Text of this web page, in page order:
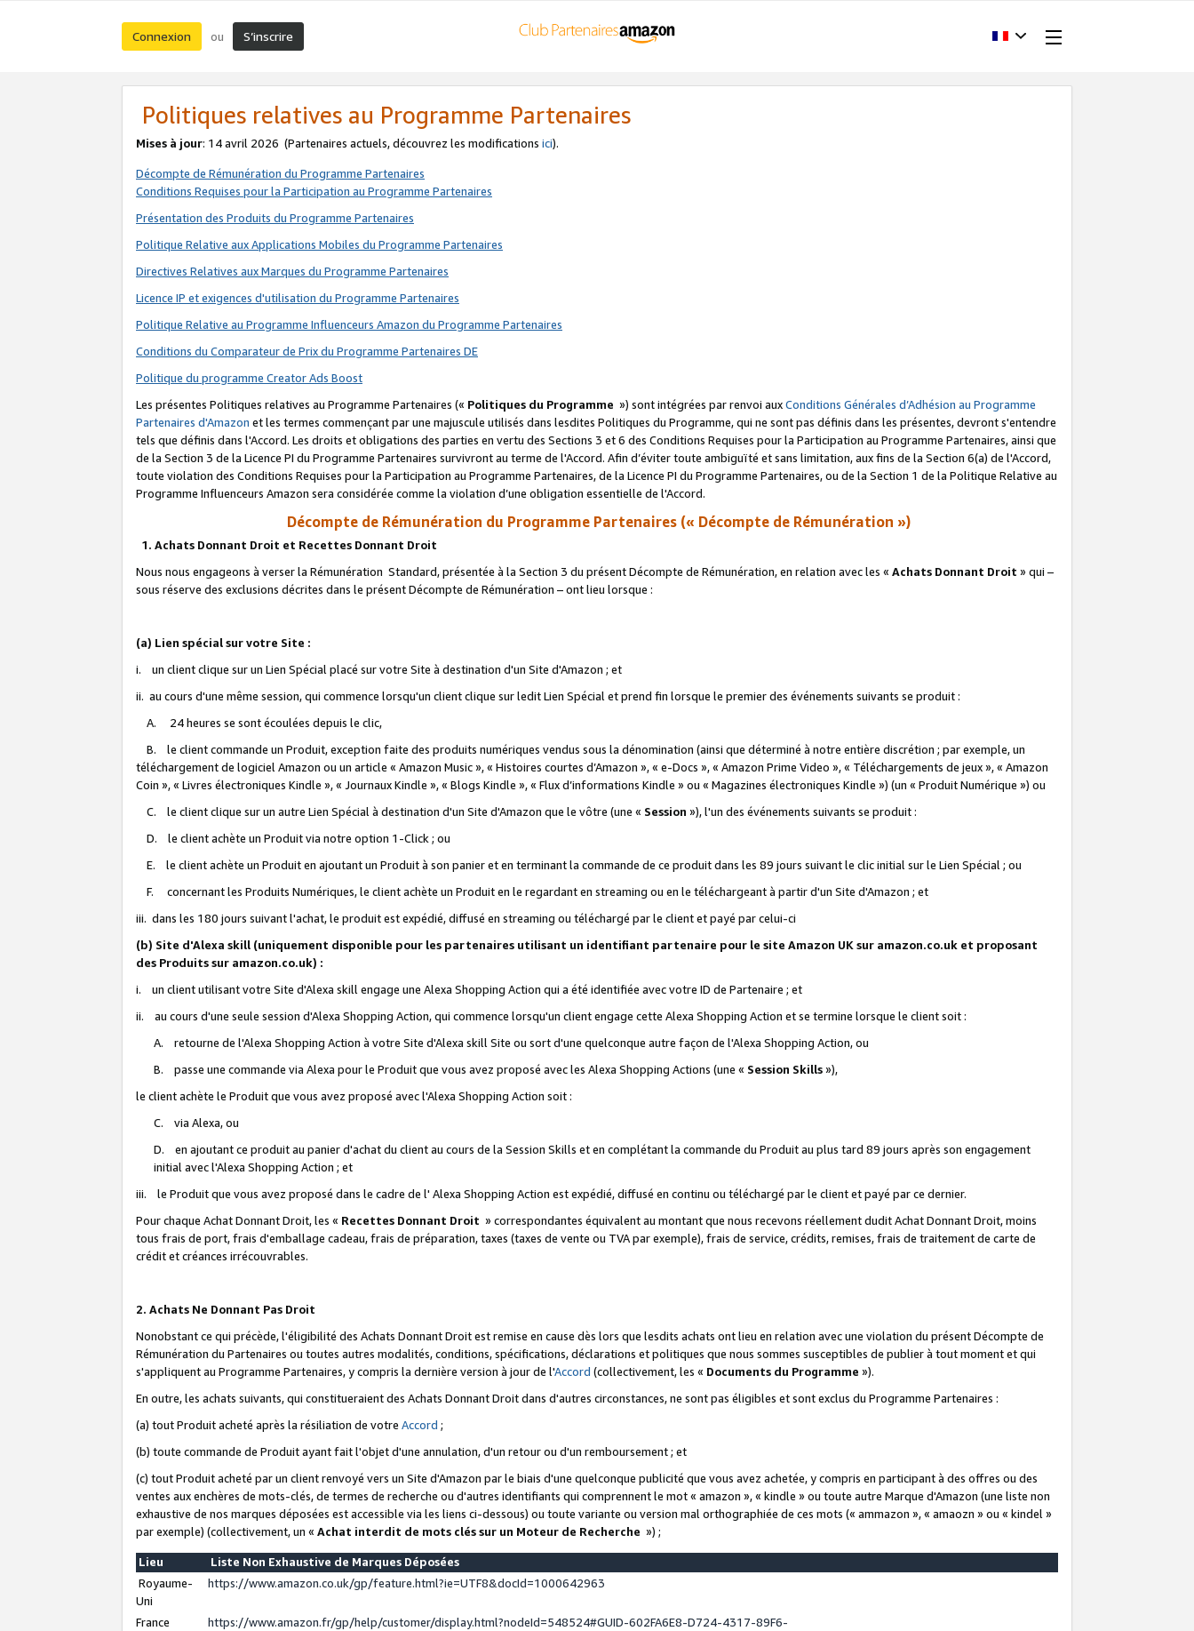
Connexion ou S’inscrire
Politiques relatives au Programme Partenaires
Mises à jour: 14 avril 2026 (Partenaires actuels, découvrez les modifications ici).
Décompte de Rémunération du Programme Partenaires
Conditions Requises pour la Participation au Programme Partenaires
Présentation des Produits du Programme Partenaires
Politique Relative aux Applications Mobiles du Programme Partenaires
Directives Relatives aux Marques du Programme Partenaires
Licence IP et exigences d'utilisation du Programme Partenaires
Politique Relative au Programme Influenceurs Amazon du Programme Partenaires
Conditions du Comparateur de Prix du Programme Partenaires DE
Politique du programme Creator Ads Boost
Les présentes Politiques relatives au Programme Partenaires (« Politiques du Programme ») sont intégrées par renvoi auxConditions Générales d’Adhésion au Programme
Partenaires d'Amazon et les termes commençant par une majuscule utilisés dans lesdites Politiques du Programme, qui ne sont pas définis dans les présentes, devront s'entendre
tels que définis dans l'Accord. Les droits et obligations des parties en vertu des Sections 3 et 6 des Conditions Requises pour la Participation au Programme Partenaires, ainsi que
de la Section 3 de la Licence PI du Programme Partenaires survivront au terme de l'Accord. Afin d’éviter toute ambiguïté et sans limitation, aux fins de la Section 6(a) de l'Accord,
toute violation des Conditions Requises pour la Participation au Programme Partenaires, de la Licence PI du Programme Partenaires, ou de la Section 1 de la Politique Relative au
Programme Influenceurs Amazon sera considérée comme la violation d’une obligation essentielle de l'Accord.
Décompte de Rémunération du Programme Partenaires (« Décompte de Rémunération »)
1. Achats Donnant Droit et Recettes Donnant Droit
Nous nous engageons à verser la Rémunération Standard, présentée à la Section 3 du présent Décompte de Rémunération, en relation avec les « Achats Donnant Droit » qui –
sous réserve des exclusions décrites dans le présent Décompte de Rémunération – ont lieu lorsque :
(a) Lien spécial sur votre Site :
i. un client clique sur un Lien Spécial placé sur votre Site à destination d'un Site d'Amazon ; et
ii. au cours d'une même session, qui commence lorsqu'un client clique sur ledit Lien Spécial et prend fin lorsque le premier des événements suivants se produit :
A. 24 heures se sont écoulées depuis le clic,
B. le client commande un Produit, exception faite des produits numériques vendus sous la dénomination (ainsi que déterminé à notre entière discrétion ; par exemple, un
téléchargement de logiciel Amazon ou un article « Amazon Music », « Histoires courtes d’Amazon », « e-Docs », « Amazon Prime Video », « Téléchargements de jeux », « Amazon
Coin », « Livres électroniques Kindle », « Journaux Kindle », « Blogs Kindle », « Flux d’informations Kindle » ou « Magazines électroniques Kindle ») (un « Produit Numérique ») ou
C. le client clique sur un autre Lien Spécial à destination d'un Site d'Amazon que le vôtre (une « Session »), l'un des événements suivants se produit :
D. le client achète un Produit via notre option 1-Click ; ou
E. le client achète un Produit en ajoutant un Produit à son panier et en terminant la commande de ce produit dans les 89 jours suivant le clic initial sur le Lien Spécial ; ou
F. concernant les Produits Numériques, le client achète un Produit en le regardant en streaming ou en le téléchargeant à partir d'un Site d'Amazon ; et
iii. dans les 180 jours suivant l'achat, le produit est expédié, diffusé en streaming ou téléchargé par le client et payé par celui-ci
(b) Site d'Alexa skill (uniquement disponible pour les partenaires utilisant un identifiant partenaire pour le site Amazon UK sur amazon.co.uk et proposant
des Produits sur amazon.co.uk) :
i. un client utilisant votre Site d'Alexa skill engage une Alexa Shopping Action qui a été identifiée avec votre ID de Partenaire ; et
ii. au cours d'une seule session d'Alexa Shopping Action, qui commence lorsqu'un client engage cette Alexa Shopping Action et se termine lorsque le client soit :
A. retourne de l'Alexa Shopping Action à votre Site d'Alexa skill Site ou sort d'une quelconque autre façon de l'Alexa Shopping Action, ou
B. passe une commande via Alexa pour le Produit que vous avez proposé avec les Alexa Shopping Actions (une « Session Skills»),
le client achète le Produit que vous avez proposé avec l'Alexa Shopping Action soit :
C. via Alexa, ou
D. en ajoutant ce produit au panier d'achat du client au cours de la Session Skills et en complétant la commande du Produit au plus tard 89 jours après son engagement
initial avec l'Alexa Shopping Action ; et
iii. le Produit que vous avez proposé dans le cadre de l' Alexa Shopping Action est expédié, diffusé en continu ou téléchargé par le client et payé par ce dernier.
Pour chaque Achat Donnant Droit, les « Recettes Donnant Droit » correspondantes équivalent au montant que nous recevons réellement dudit Achat Donnant Droit, moins
tous frais de port, frais d'emballage cadeau, frais de préparation, taxes (taxes de vente ou TVA par exemple), frais de service, crédits, remises, frais de traitement de carte de
crédit et créances irrécouvrables.
2. Achats Ne Donnant Pas Droit
Nonobstant ce qui précède, l'éligibilité des Achats Donnant Droit est remise en cause dès lors que lesdits achats ont lieu en relation avec une violation du présent Décompte de
Rémunération du Partenaires ou toutes autres modalités, conditions, spécifications, déclarations et politiques que nous sommes susceptibles de publier à tout moment et qui
s'appliquent au Programme Partenaires, y compris la dernière version à jour de l'Accord (collectivement, les « Documents du Programme »).
En outre, les achats suivants, qui constitueraient des Achats Donnant Droit dans d'autres circonstances, ne sont pas éligibles et sont exclus du Programme Partenaires :
(a) tout Produit acheté après la résiliation de votre Accord ;
(b) toute commande de Produit ayant fait l'objet d'une annulation, d'un retour ou d'un remboursement ; et
(c) tout Produit acheté par un client renvoyé vers un Site d'Amazon par le biais d'une quelconque publicité que vous avez achetée, y compris en participant à des offres ou des
ventes aux enchères de mots-clés, de termes de recherche ou d'autres identifiants qui comprennent le mot « amazon », « kindle » ou toute autre Marque d'Amazon (une liste non
exhaustive de nos marques déposées est accessible via les liens ci-dessous) ou toute variante ou version mal orthographiée de ces mots (« ammazon », « amaozn » ou « kindel »
par exemple) (collectivement, un « Achat interdit de mots clés sur un Moteur de Recherche ») ;
Lieu
Liste Non Exhaustive de Marques Déposées
Royaume-
Uni
https://www.amazon.co.uk/gp/feature.html?ie=UTF8&docId=1000642963
France
https://www.amazon.fr/gp/help/customer/display.html?nodeId=548524#GUID-602FA6E8-D724-4317-89F6-